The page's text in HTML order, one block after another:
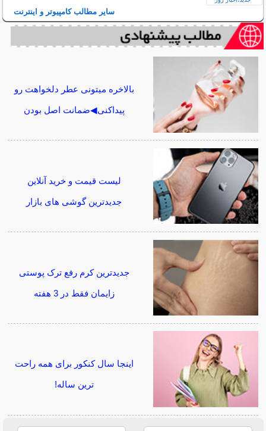
سایر مطالب کامپیوتر و اینترنت
بالاخره میتونی عطر دلخواهت رو
پیداکنی◀ضمانت اصل بودن
لیست قیمت و خرید آنلاین
جدیدترین گوشی های بازار
جدیدترین کرم رفع ترک پوستی
زایمان فقط در 3 هفته
اینجا سال کنکور برای همه راحت
ترین ساله!